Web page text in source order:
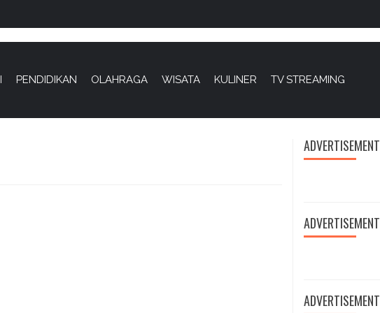
PENDIDIKAN OLAHRAGA WISATA KULINER TV STREAMING
ADVERTISEMENT
ADVERTISEMENT
ADVERTISEMENT